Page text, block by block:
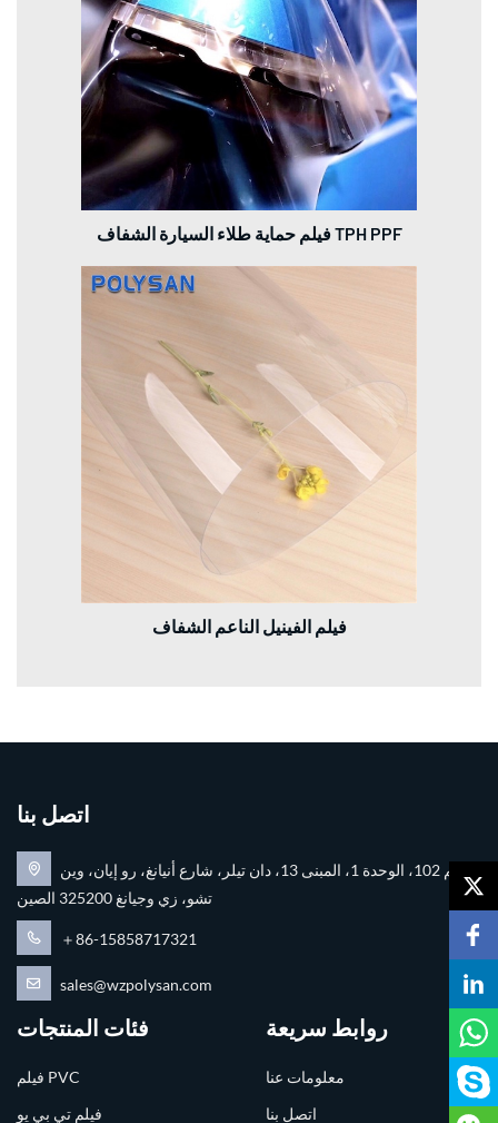
فيلم حماية طلاء السيارة الشفاف TPH PPF
فيلم الفينيل الناعم الشفاف
اتصل بنا
رقم 102، الوحدة 1، المبنى 13، دان تيلر، شارع أنيانغ، رو إيان، وين
تشو، زي وجيانغ 325200 الصين
＋86-15858717321
sales@wzpolysan.com
فئات المنتجات
فيلم PVC
فيلم تي بي يو
روابط سريعة
معلومات عنا
اتصل بنا